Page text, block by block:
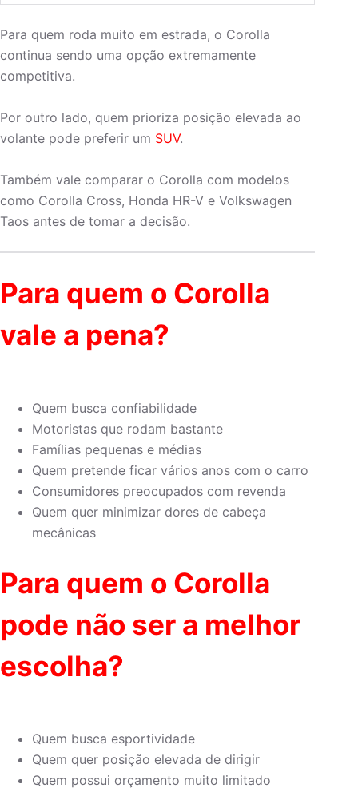
Para quem roda muito em estrada, o Corolla
continua sendo uma opção extremamente
competitiva.
Por outro lado, quem prioriza posição elevada ao
volante pode preferir um SUV.
Também vale comparar o Corolla com modelos
como Corolla Cross, Honda HR-V e Volkswagen
Taos antes de tomar a decisão.
Para quem o Corolla
vale a pena?
Quem busca confiabilidade
Motoristas que rodam bastante
Famílias pequenas e médias
Quem pretende ficar vários anos com o carro
Consumidores preocupados com revenda
Quem quer minimizar dores de cabeça
mecânicas
Para quem o Corolla
pode não ser a melhor
escolha?
Quem busca esportividade
Quem quer posição elevada de dirigir
Quem possui orçamento muito limitado